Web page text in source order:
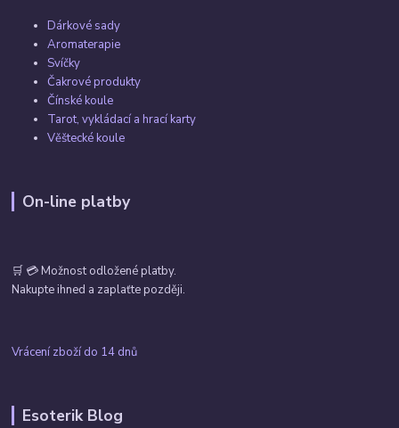
Dárkové sady
Aromaterapie
Svíčky
Čakrové produkty
Čínské koule
Tarot, vykládací a hrací karty
Věštecké koule
On-line platby
🛒 💳 Možnost odložené platby.
Nakupte ihned a zaplaťte později.
Vrácení zboží do 14 dnů
Esoterik Blog